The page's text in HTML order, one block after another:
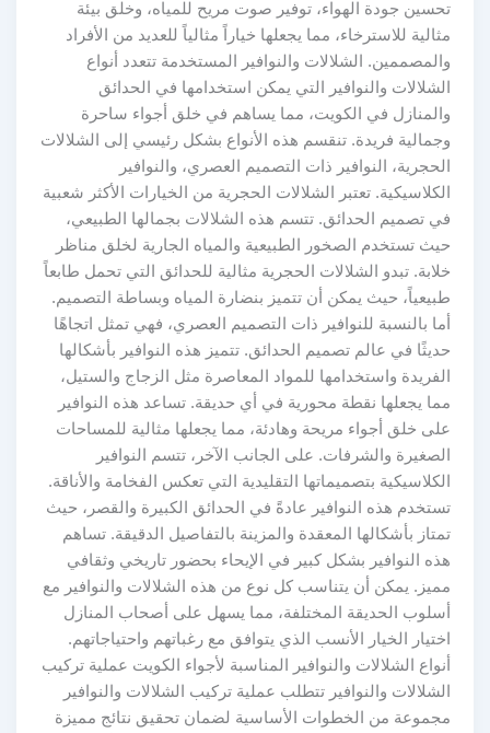
تحسين جودة الهواء، توفير صوت مريح للمياه، وخلق بيئة
مثالية للاسترخاء، مما يجعلها خياراً مثالياً للعديد من الأفراد
والمصممين. الشلالات والنوافير المستخدمة تتعدد أنواع
الشلالات والنوافير التي يمكن استخدامها في الحدائق
والمنازل في الكويت، مما يساهم في خلق أجواء ساحرة
وجمالية فريدة. تنقسم هذه الأنواع بشكل رئيسي إلى الشلالات
الحجرية، النوافير ذات التصميم العصري، والنوافير
الكلاسيكية. تعتبر الشلالات الحجرية من الخيارات الأكثر شعبية
في تصميم الحدائق. تتسم هذه الشلالات بجمالها الطبيعي،
حيث تستخدم الصخور الطبيعية والمياه الجارية لخلق مناظر
خلابة. تبدو الشلالات الحجرية مثالية للحدائق التي تحمل طابعاً
طبيعياً، حيث يمكن أن تتميز بنضارة المياه وبساطة التصميم.
أما بالنسبة للنوافير ذات التصميم العصري، فهي تمثل اتجاهًا
حديثًا في عالم تصميم الحدائق. تتميز هذه النوافير بأشكالها
الفريدة واستخدامها للمواد المعاصرة مثل الزجاج والستيل،
مما يجعلها نقطة محورية في أي حديقة. تساعد هذه النوافير
على خلق أجواء مريحة وهادئة، مما يجعلها مثالية للمساحات
الصغيرة والشرفات. على الجانب الآخر، تتسم النوافير
الكلاسيكية بتصميماتها التقليدية التي تعكس الفخامة والأناقة.
تستخدم هذه النوافير عادةً في الحدائق الكبيرة والقصر، حيث
تمتاز بأشكالها المعقدة والمزينة بالتفاصيل الدقيقة. تساهم
هذه النوافير بشكل كبير في الإيحاء بحضور تاريخي وثقافي
مميز. يمكن أن يتناسب كل نوع من هذه الشلالات والنوافير مع
أسلوب الحديقة المختلفة، مما يسهل على أصحاب المنازل
اختيار الخيار الأنسب الذي يتوافق مع رغباتهم واحتياجاتهم.
أنواع الشلالات والنوافير المناسبة لأجواء الكويت عملية تركيب
الشلالات والنوافير تتطلب عملية تركيب الشلالات والنوافير
مجموعة من الخطوات الأساسية لضمان تحقيق نتائج مميزة